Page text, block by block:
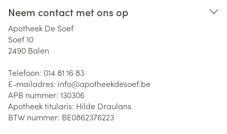
Neem contact met ons op
Apotheek De Soef
Soef 10
2490 Balen
Telefoon: 014 81 16 83
E-mailadres: info@apotheekdesoef.be
APB nummer: 130306
Apotheek titularis: Hilde Draulans
BTW nummer: BE0862376223